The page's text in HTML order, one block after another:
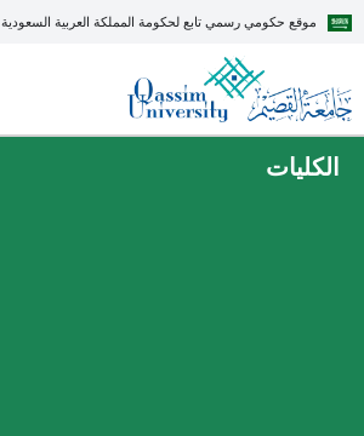
موقع حكومي رسمي تابع لحكومة المملكة العربية السعودية
الكليات